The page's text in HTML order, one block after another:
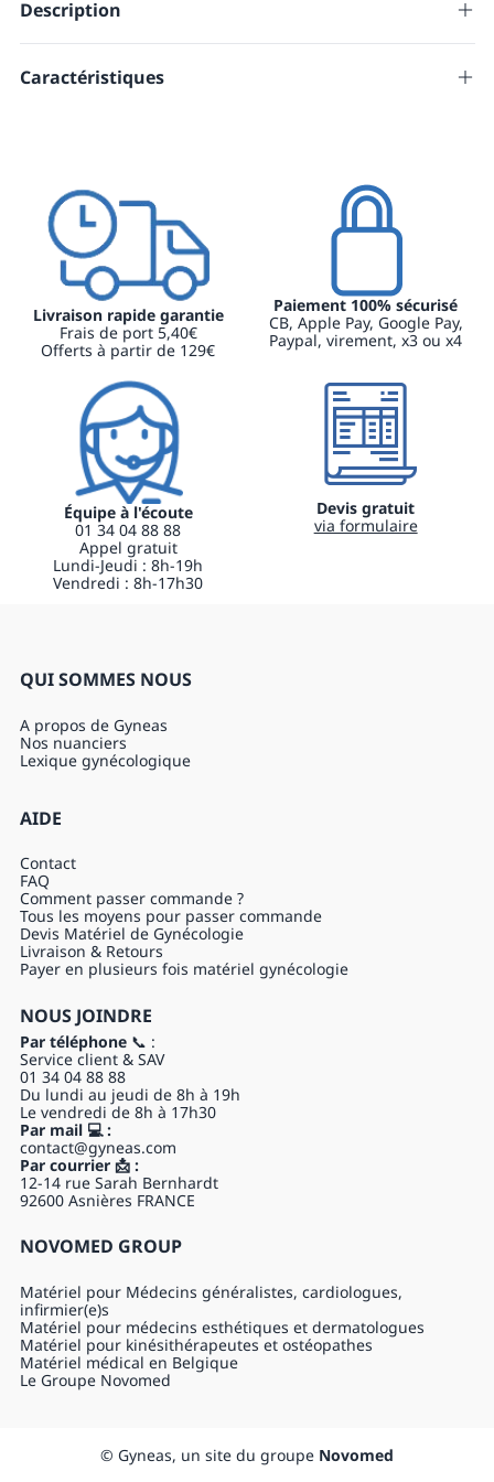
Description
Divan Caix 2 Plans
Caractéristiques
Fabriqué en France
Garantie (en mois)
Translation missing: fr.product.features.livrabilite
30
Marque nationale
Produit sans Alcool
Produit sans Latex
Prix de vente unitaire
1
Livraison rapide garantie
Frais de port 5,40€
Offerts à partir de 129€
Paiement 100% sécurisé
CB, Apple Pay, Google Pay,
Paypal, virement, x3 ou x4
Équipe à l'écoute
01 34 04 88 88
Appel gratuit
Lundi-Jeudi : 8h-19h
Vendredi : 8h-17h30
Devis gratuit
via formulaire
QUI SOMMES NOUS
A propos de Gyneas
Nos nuanciers
Lexique gynécologique
AIDE
Contact
FAQ
Comment passer commande ?
Tous les moyens pour passer commande
Devis Matériel de Gynécologie
Livraison & Retours
Payer en plusieurs fois matériel gynécologie
NOUS JOINDRE
Par téléphone📞 :
Service client & SAV
01 34 04 88 88
Du lundi au jeudi de 8h à 19h
Le vendredi de 8h à 17h30
Par mail 💻 :
contact@gyneas.com
Par courrier 📩 :
12-14 rue Sarah Bernhardt
92600 Asnières FRANCE
NOVOMED GROUP
Matériel pour Médecins généralistes, cardiologues,
infirmier(e)s
Matériel pour médecins esthétiques et dermatologues
Matériel pour kinésithérapeutes et ostéopathes
Matériel médical en Belgique
Le Groupe Novomed
© Gyneas, un site du groupe Novomed